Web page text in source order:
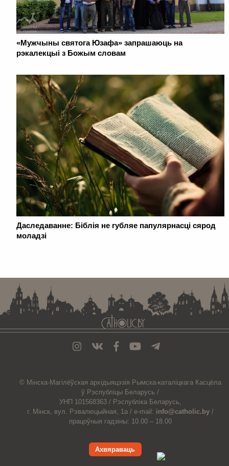
«Мужчыны святога Юзафа» запрашаюць на
рэкалекцыі з Божым словам
Даследаванне: Біблія не губляе папулярнасці сярод
моладзі
© Мiнска-Магiлёўская архiдыяцэзiя Рымска-каталіцкага Касцёла
ў Рэспубліцы Беларусь /
УНП 101568363 / Рэспубліка Беларусь,
г. Мінск, вул. Рэвалюцыйная, 1а / e-mail: info@catholic.by /
працоўныя гадзіны: 10.00 – 18.00
Ахвяраваць